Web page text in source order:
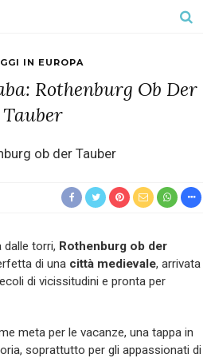
IN EUROPA
Rothenburg Ob Der
Tauber
dalle torri, Rothenburg ob der
di una città medievale, arrivata
di vicissitudini e pronta per
meta per le vacanze, una tappa in
soprattutto per gli appassionati di